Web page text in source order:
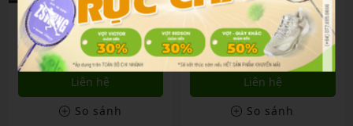
Vợt Cầu Lông Redson
Rigidity 08 Cq
4,800,000₫
Liên hệ
So sánh
Vợt Cầu Lông Redson
At-1000 (tw)
2,000,000
Liên hệ
So sánh